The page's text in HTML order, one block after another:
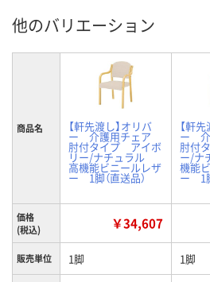
他のバリエーション
商品名 【軒先渡し】オリバ
ー 介護用チェア
肘付タイプ アイボ
リー/ナチュラル
高機能ビニールレザ
ー 1脚（直送品）
【軒
ー 介
肘付
ー/ナ
機能
ー 1
価格
(税込)
￥34,607
販売単位 1脚 1脚